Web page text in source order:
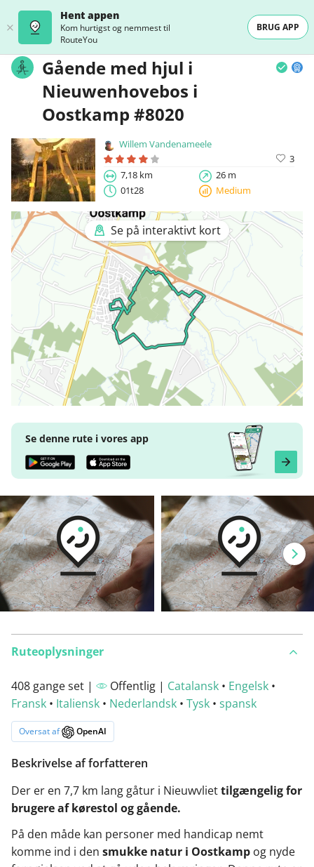
Hent appen
Kom hurtigst og nemmest til
RouteYou
BRUG APP
Gående med hjul i
Nieuwenhovebos i
Oostkamp #8020
Willem Vandenameele
3
7,18 km
26 m
01t28
Medium
Se på interaktivt kort
Se denne rute i vores app
Ruteoplysninger
408 gange set | Offentlig | Catalansk • Engelsk •
Fransk • Italiensk • Nederlandsk • Tysk • spansk
Oversat af OpenAI
Beskrivelse af forfatteren
Der er en 7,7 km lang gåtur i Nieuwvliettilgængelig for
brugere af kørestol og gående.
På den måde kan personer med handicap nemt
komme ind i den smukke natur i Oostkamp og nyde